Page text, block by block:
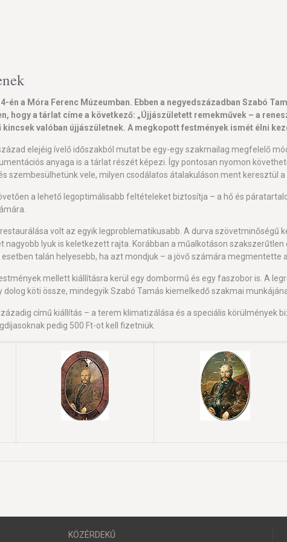
a Móra Ferenc Múzeumban. Ebben a negyedszázadban Szabó
a tárlat címe a következő: „Újjászületett remekművek – a
valóban újjászületnek. A megkopott festmények ismét élni
elejéig ívelő időszakból mutat be egy-egy szakmailag megfelelő
anyaga is a tárlat részét képezi. Így pontosan nyomon
szembesülhetünk vele, milyen csodálatos átalakuláson ment keresztül a
a lehető legoptimálisabb feltételeket biztosítja – a hő és
volt az egyik legproblematikusabb. A durva szövetminőségű
lyuk is keletkezett rajta. Korábban a műalkotáson
talán helyesebb, ha azt mondjuk – a jövő számára megmentette
mellett kiállításra kerül egy dombormű és egy faszobor is. A
köti össze, mindegyik Szabó Tamás kiemelkedő szakmai
című kiállítás – a terem klimatizálása és a speciális körülmények
pedig 500 Ft-ot kell fizetniük.
KÖZÉRDEKŰ